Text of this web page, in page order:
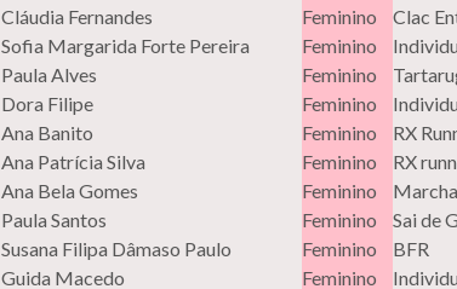
Cláudia Fernandes Feminino Clac
Sofia Margarida Forte Pereira Feminino
Paula Alves Feminino
Dora Filipe Feminino
Ana Banito Feminino RX
Ana Patrícia Silva Feminino RX
Ana Bela Gomes Feminino
Paula Santos Feminino Sai de
Susana Filipa Dâmaso Paulo Feminino BFR
Guida Macedo Feminino